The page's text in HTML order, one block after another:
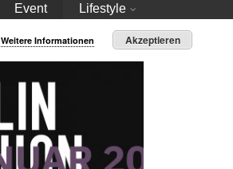
Event Lifestyle
Weitere Informationen Akzeptieren